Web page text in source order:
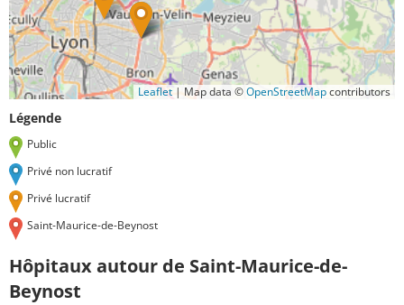
Leaflet | Map data ©OpenStreetMapcontributors
Légende
Public
Privé non lucratif
Privé lucratif
Saint-Maurice-de-Beynost
Hôpitaux autour de Saint-Maurice-de-
Beynost